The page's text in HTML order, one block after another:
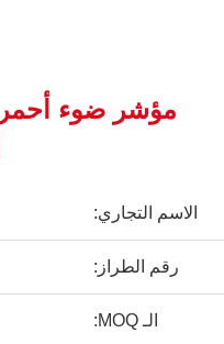
الاسم التجاري:
رقم الطراز:
الـ MOQ: